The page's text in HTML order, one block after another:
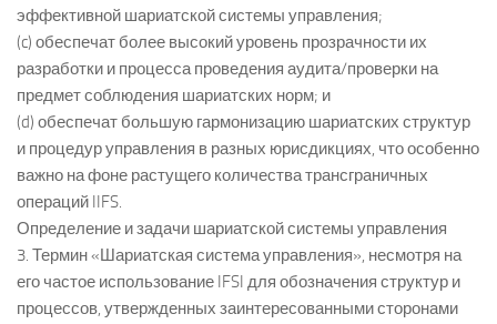
эффективной шариатской системы управления;
(c) обеспечат более высокий уровень прозрачности их
разработки и процесса проведения аудита/проверки на
предмет соблюдения шариатских норм; и
(d) обеспечат большую гармонизацию шариатских структур
и процедур управления в разных юрисдикциях, что особенно
важно на фоне растущего количества трансграничных
операций IIFS.
Определение и задачи шариатской системы управления
3. Термин «Шариатская система управления», несмотря на
его частое использование IFSI для обозначения структур и
процессов, утвержденных заинтересованными сторонами